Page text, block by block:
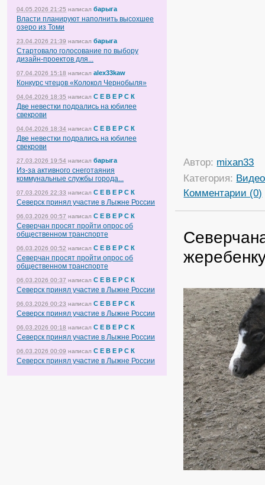
04.05.2026 21:25 написал барыга
Власти планируют наполнить высохшее
озеро из Томи
23.04.2026 21:39 написал барыга
Стартовало голосование по выбору
дизайн-проектов для...
07.04.2026 15:18 написал alex33kaw
Конкурс чтецов «Колокол Чернобыля»
04.04.2026 18:35 написал С Е В Е Р С К
Две невестки подрались на юбилее
свекрови
04.04.2026 18:34 написал С Е В Е Р С К
Две невестки подрались на юбилее
свекрови
27.03.2026 19:54 написал барыга
Из-за активного снеготаяния
коммунальные службы города...
07.03.2026 22:33 написал С Е В Е Р С К
Северск принял участие в Лыжне России
06.03.2026 00:57 написал С Е В Е Р С К
Северчан просят пройти опрос об
общественном транспорте
06.03.2026 00:52 написал С Е В Е Р С К
Северчан просят пройти опрос об
общественном транспорте
06.03.2026 00:37 написал С Е В Е Р С К
Северск принял участие в Лыжне России
06.03.2026 00:23 написал С Е В Е Р С К
Северск принял участие в Лыжне России
06.03.2026 00:18 написал С Е В Е Р С К
Северск принял участие в Лыжне России
06.03.2026 00:09 написал С Е В Е Р С К
Северск принял участие в Лыжне России
Автор: mixan33
Категория: Видео
Комментарии (0)